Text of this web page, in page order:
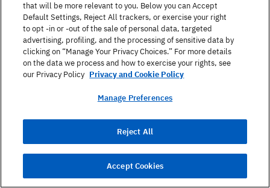
En un evento deportivo
Un evento deportivo es un lugar estupendo para
hablar de... bueno, de deportes. Puedes iniciar
persona que tienes al lado si es seguidora de uno de
los equipos que juegan, quién es su jugador favorito o
si practica ese deporte.
that will be more relevant to you. Below you can Accept
Default Settings, Reject All trackers, or exercise your right
to opt -in or -out of the sale of personal data, targeted
advertising, profiling, and the processing of sensitive data by
clicking on “Manage Your Privacy Choices.” For more details
on the data we process and how to exercise your rights, see
our Privacy Policy Privacy and Cookie Policy
Manage Preferences
Reject All
Accept Cookies